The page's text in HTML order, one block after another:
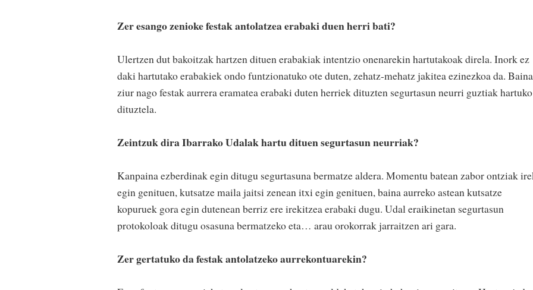
Zer esango zenioke festak antolatzea erabaki duen herri bati?
Ulertzen dut bakoitzak hartzen dituen erabakiak intentzio onenarekin hartutakoak direla. Inork ez
daki hartutako erabakiek ondo funtzionatuko ote duten, zehatz-mehatz jakitea ezinezkoa da. Baina
ziur nago festak aurrera eramatea erabaki duten herriek dituzten segurtasun neurri guztiak hartuko
dituztela.
Zeintzuk dira Ibarrako Udalak hartu dituen segurtasun neurriak?
Kanpaina ezberdinak egin ditugu segurtasuna bermatze aldera. Momentu batean zabor ontziak
egin genituen, kutsatze maila jaitsi zenean itxi egin genituen, baina aurreko astean kutsatze
kopuruek gora egin dutenean berriz ere irekitzea erabaki dugu. Udal eraikinetan segurtasun
protokoloak ditugu osasuna bermatzeko eta… arau orokorrak jarraitzen ari gara.
Zer gertatuko da festak antolatzeko aurrekontuarekin?